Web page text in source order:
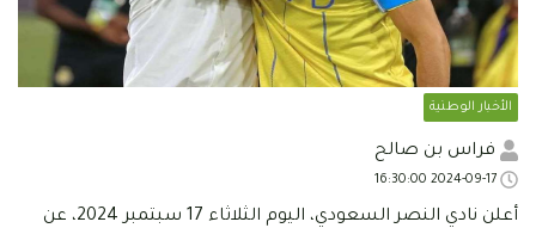
الأخبار الوطنية
فراس بن صالح
أعلن نادي النصر السعودي، اليوم الثلاثاء 17 سبتمبر 2024، عن